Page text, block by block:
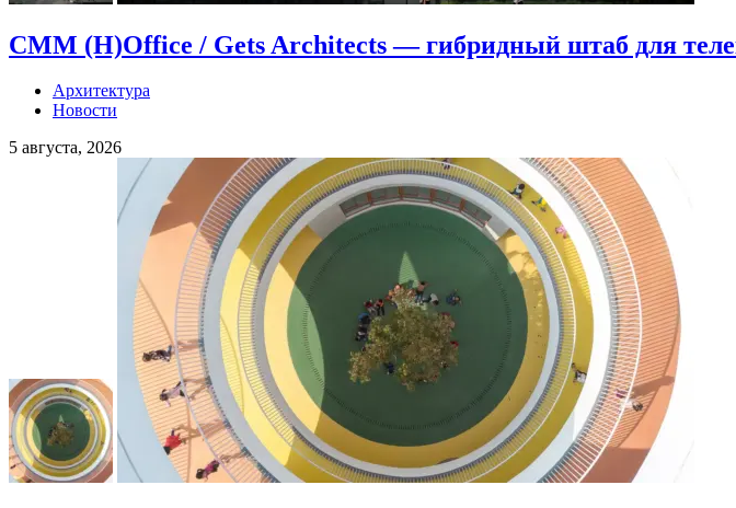
CMM (H)Office / Gets Architects — гибридный штаб для
Архитектура
Новости
5 августа, 2026